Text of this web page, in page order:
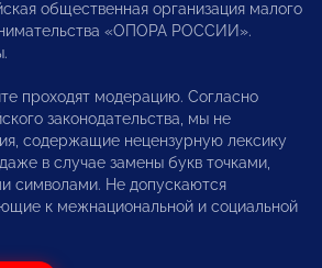
общественная организация малого
«ОПОРА РОССИИ».
проходят модерацию. Согласно
законодательства, мы не
содержащие нецензурную лексику
в случае замены букв точками,
символами. Не допускаются
к межнациональной и социальной